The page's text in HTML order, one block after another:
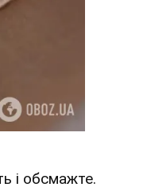
і обсмажте.